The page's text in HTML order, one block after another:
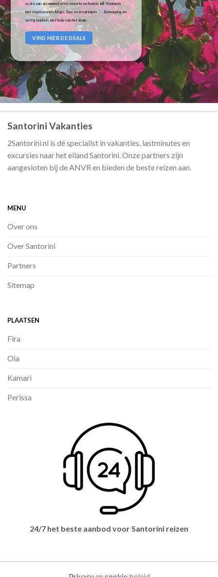
scala aan accommodaties: resorts en hotels
Voorpret
met inspirerende blogs, tips en ervaringen
Eenvoudig en
veilig boeken, met hulp van het team
VIND HIER DE DEALS
Santorini Vakanties
2Santorini.nl is dé specialist in vakanties, lastminutes en
excursies naar het eiland Santorini. Onze partners zijn
aangesloten bij de ANVR en bieden de beste reizen aan.
MENU
Over ons
Over Santorini
Partners
Sitemap
PLAATSEN
Fira
Oia
Kamari
Perissa
24/7 het beste aanbod voor Santorini reizen